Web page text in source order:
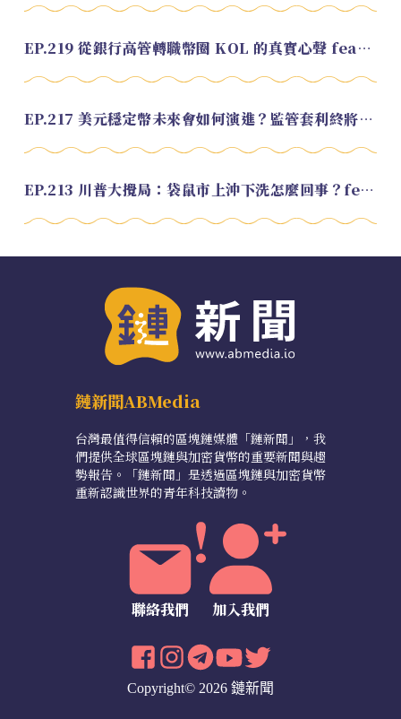
EP.219 從銀行高管轉職幣圈 KOL 的真實心聲 feat.龜大
EP.217 美元穩定幣未來會如何演進？監管套利終將收斂？feat. 研究員 余哲安
EP.213 川普大攪局：袋鼠市上沖下洗怎麼回事？feat. Alvin
鏈新聞ABMedia
台灣最值得信賴的區塊鏈媒體「鏈新聞」，我
們提供全球區塊鏈與加密貨幣的重要新聞與趨
勢報告。「鏈新聞」是透過區塊鏈與加密貨幣
重新認識世界的青年科技讀物。
聯絡我們 加入我們
Copyright© 2026 鏈新聞